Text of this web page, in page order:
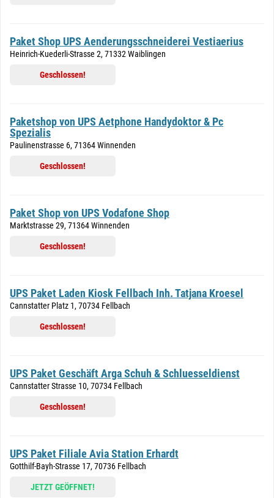
Paket Shop UPS Aenderungsschneiderei Vestiaerius
Heinrich-Kuederli-Strasse 2, 71332 Waiblingen
Geschlossen!
Paketshop von UPS Aetphone Handydoktor & Pc
Spezialis
Paulinenstrasse 6, 71364 Winnenden
Geschlossen!
Paket Shop von UPS Vodafone Shop
Marktstrasse 29, 71364 Winnenden
Geschlossen!
UPS Paket Laden Kiosk Fellbach Inh. Tatjana Kroesel
Cannstatter Platz 1, 70734 Fellbach
Geschlossen!
UPS Paket Geschäft Arga Schuh & Schluesseldienst
Cannstatter Strasse 10, 70734 Fellbach
Geschlossen!
UPS Paket Filiale Avia Station Erhardt
Gotthilf-Bayh-Strasse 17, 70736 Fellbach
JETZT GEÖFFNET!